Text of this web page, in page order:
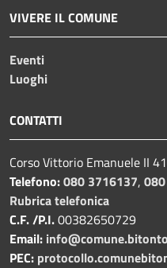
VIVERE IL COMUNE
Eventi
Luoghi
CONTATTI
Corso Vittorio Emanuele II
Telefono:080 3716137,
Rubrica telefonica
C.F. /P.I.00382650729
Email:
PEC: